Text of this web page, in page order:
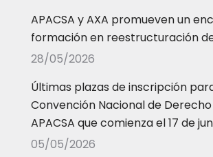
APACSA y AXA promueven un
formación en reestructuración
28/05/2026
Últimas plazas de inscripción
Convención Nacional de
APACSA que comienza el 17 de
05/05/2026